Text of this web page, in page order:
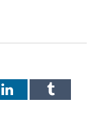
LinkedInTumblr